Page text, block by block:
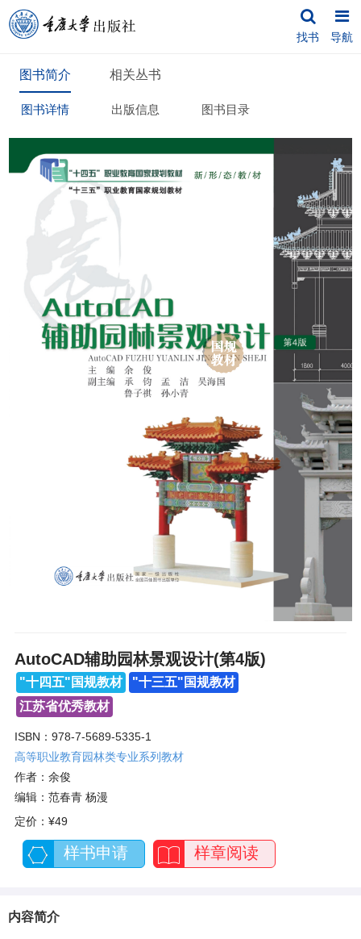
找书 导航
图书简介 相关丛书
图书详情 出版信息 图书目录
AutoCAD辅助园林景观设计(第4版)
"十四五"国规教材
"十三五"国规教材
江苏省优秀教材
ISBN：978-7-5689-5335-1
高等职业教育园林类专业系列教材
作者：余俊
编辑：范春青 杨漫
定价： ¥49
样书申请 样章阅读
内容简介